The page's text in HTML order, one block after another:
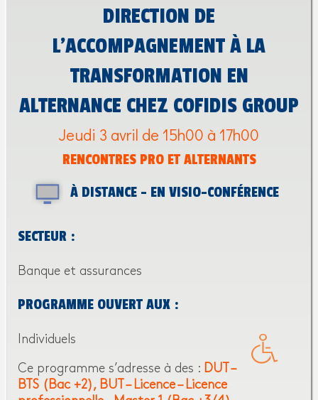
DIRECTION DE
L’ACCOMPAGNEMENT À LA
TRANSFORMATION EN
ALTERNANCE CHEZ COFIDIS GROUP
Jeudi 3 avril de 15h00 à 17h00
RENCONTRES PRO ET ALTERNANTS
À DISTANCE - EN VISIO-CONFÉRENCE
SECTEUR :
Banque et assurances
PROGRAMME OUVERT AUX :
Individuels
Ce programme s’adresse à des : DUT –
BTS (Bac +2)
BUT – Licence – Licence